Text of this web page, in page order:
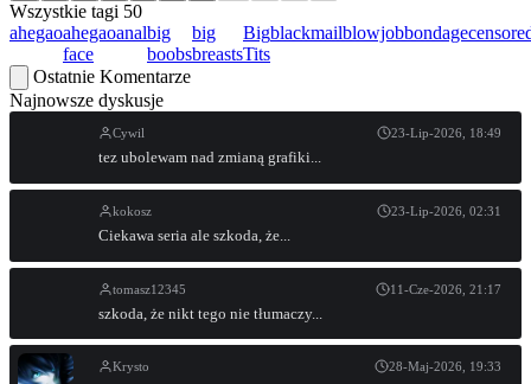
Wszystkie tagi 50
ahegaoahegao
face
analbig
boobs
big
breasts
Big
Tits
blackmailblowjobbondage
Ostatnie Komentarze
Najnowsze dyskusje
Cywil 23-Lip-2026, 18:49
tez ubolewam nad zmianą grafiki...
kokosz 23-Lip-2026, 02:31
Ciekawa seria ale szkoda, że...
tomasz12345 11-Cze-2026, 21:17
szkoda, że nikt tego nie tłumaczy...
Krysto 28-Maj-2026, 19:33